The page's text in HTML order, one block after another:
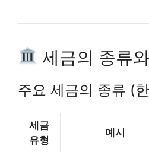
세금의 종류
주요 세금의 종류 (
세금
유형
예시